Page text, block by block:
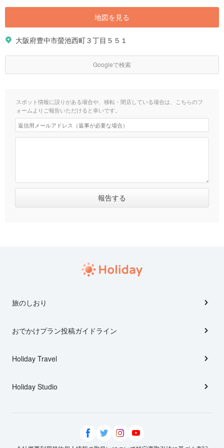
地図を見る
大阪府豊中市螢池西町３丁目５５１
Googleで検索
スポット情報に誤りがある場合や、移転・閉店している場合は、こちらのフ
ォームよりご報告いただけると幸いです。
旅のしおり
おでかけプラン投稿ガイドライン
Holiday Travel
Holiday Studio